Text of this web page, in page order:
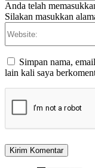
Anda telah
Silakan masukkan
Simpan nama,
lain kali saya